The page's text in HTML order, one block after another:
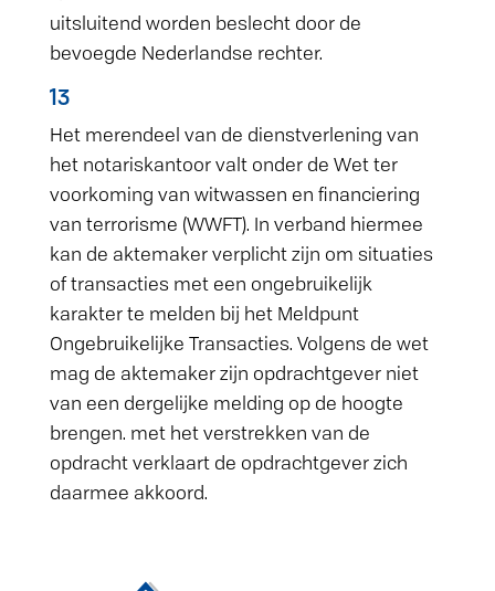
uitsluitend worden beslecht door de
bevoegde Nederlandse rechter.
13
Het merendeel van de dienstverlening van
het notariskantoor valt onder de Wet ter
voorkoming van witwassen en financiering
van terrorisme (WWFT). In verband hiermee
kan de aktemaker verplicht zijn om situaties
of transacties met een ongebruikelijk
karakter te melden bij het Meldpunt
Ongebruikelijke Transacties. Volgens de wet
mag de aktemaker zijn opdrachtgever niet
van een dergelijke melding op de hoogte
brengen. met het verstrekken van de
opdracht verklaart de opdrachtgever zich
daarmee akkoord.